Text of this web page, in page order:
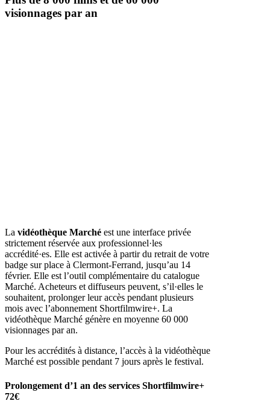
visionnages par an
La vidéothèque Marché estune interface privée
strictement réservée aux professionnel·les
accrédité·es. Elle est activée à partir du retrait de votre
badge sur place à Clermont-Ferrand, jusqu’au 14
février. Elle est l’outil complémentaire du catalogue
Marché. Acheteurs et diffuseurs peuvent, s’il·elles le
souhaitent, prolonger leur accès pendant plusieurs
mois avec l’abonnement Shortfilmwire+. La
vidéothèque Marché génère en moyenne 60 000
visionnages par an.
Pour les accrédités à distance, l’accès à la vidéothèque
Marché est possible pendant 7 jours après le festival.
Prolongement d’1 an des services Shortfilmwire+
72€